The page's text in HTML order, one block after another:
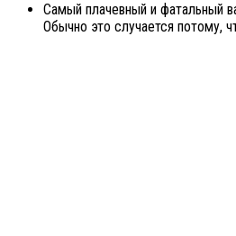
Самый плачевный и фатальный
Обычно это случается потому,